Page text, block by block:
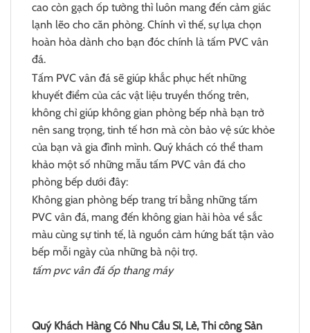
cao còn gạch ốp tường thì luôn mang đến cảm giác
lạnh lẽo cho căn phòng. Chính vì thế, sự lựa chọn
hoàn hỏa dành cho bạn đóc chính là tấm PVC vân
đá.
Tấm PVC vân đá sẽ giúp khắc phục hết những
khuyết điểm của các vật liệu truyền thống trên,
không chỉ giúp không gian phòng bếp nhà bạn trở
nên sang trọng, tinh tế hơn mà còn bảo vệ sức khỏe
của bạn và gia đình mình. Quý khách có thể tham
khảo một số những mẫu tấm PVC vân đá cho
phòng bếp dưới đây:
Không gian phòng bếp trang trí bằng những tấm
PVC vân đá, mang đến không gian hài hòa về sắc
màu cùng sự tinh tế, là nguồn cảm hứng bất tận vào
bếp mỗi ngày của những bà nội trợ.
tấm pvc vân đá ốp thang máy
Quý Khách Hàng Có Nhu Cầu Sỉ, Lẻ, Thi công Sản